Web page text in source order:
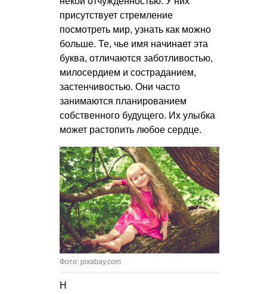
присутствует стремление
посмотреть мир, узнать как можно
больше. Те, чье имя начинает эта
буква, отличаются заботливостью,
милосердием и состраданием,
застенчивостью. Они часто
занимаются планированием
собственного будущего. Их улыбка
может растопить любое сердце.
Фото: pixabay.com
Н